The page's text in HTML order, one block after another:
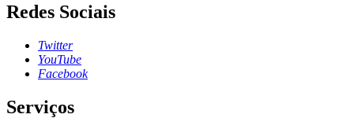
Redes Sociais
Twitter
YouTube
Facebook
Serviços